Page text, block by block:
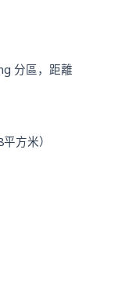
分區，距離
方米）